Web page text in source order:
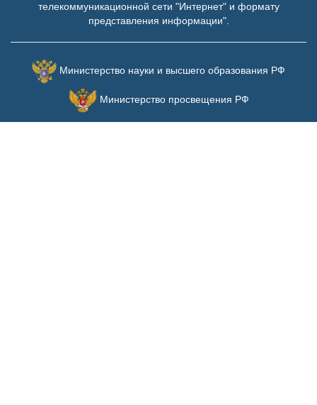
Ляйсан
Васильевна
Яхина Зульфия
Шамильевна
Ректор, доцент
телекоммуникационной сети "Интернет" и формату
представления информации".
Министерство науки и высшего образования РФ
Министерство просвещения РФ